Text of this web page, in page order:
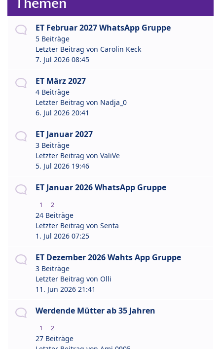
ET Februar 2027 WhatsApp Gruppe
5 Beiträge
Letzter Beitrag von Carolin Keck
7. Jul 2026 08:45
ET März 2027
4 Beiträge
Letzter Beitrag von Nadja_0
6. Jul 2026 20:41
ET Januar 2027
3 Beiträge
Letzter Beitrag von ValiVe
5. Jul 2026 19:46
ET Januar 2026 WhatsApp Gruppe
1 2
24 Beiträge
Letzter Beitrag von Senta
1. Jul 2026 07:25
ET Dezember 2026 Wahts App Gruppe
3 Beiträge
Letzter Beitrag von Olli
11. Jun 2026 21:41
Werdende Mütter ab 35 Jahren
1 2
27 Beiträge